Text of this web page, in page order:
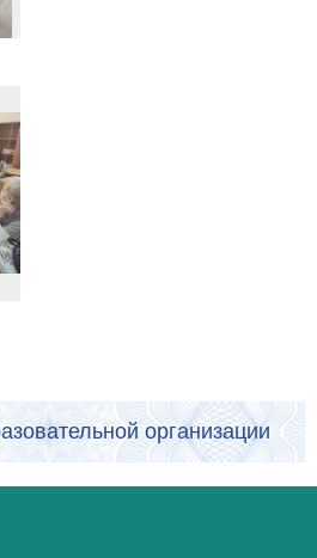
организации